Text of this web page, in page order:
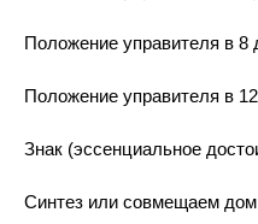
Положение управителя в 8
Положение управителя в
Знак (эссенциальное
Синтез или совмещаем дом